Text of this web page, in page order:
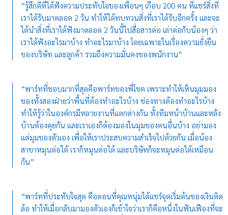
“รู้สึกดีที่ได้ฟังความประทับใจของเพื่อนๆ เกือบ 200 คน ที่แชร์สิ่งที่
เราได้รับมาตลอด 2 วัน ทำให้ได้ทบทวนสิ่งที่เราได้รับอีกครั้ง และจะ
ได้นำสิ่งที่เราได้ฟังมาตลอด 2 วันนี้ไปสื่อสารต่อ เล่าต่อกับน้องๆ ว่า
เราได้ฟังอะไรมาบ้าง ทำอะไรมาบ้าง โดยเฉพาะในเรื่องความยั่งยืน
ของบริษัท และลูกค้า รวมถึงความมั่นคงของพนักงาน”
“พาร์ทที่ชอบมากที่สุดคือพาร์ทของพี่โชค เพราะทำให้เห็นมุมมอง
ของทั้งสองฝ่ายว่าพื้นที่ต้องทำอะไรบ้าง ช่องทางต้องทำอะไรบ้าง
ทำให้รู้ว่าในองค์กรมีหลายงานที่แตกต่างกัน ทั้งทีมหน้าบ้านและหลัง
บ้านต้องคุยกัน และเราเองก็ต้องมองในมุมของคนอื่นบ้าง อย่ามอง
แต่มุมของตัวเอง เพื่อให้เราประสบความสำเร็จไปด้วยกัน เมื่อน้อง
สาขาหมุนต่อได้ เราก็หมุนต่อได้ และบริษัทก็จะหมุนต่อได้เหมือน
กัน”
“พาร์ทที่ประทับใจสุด คือตอนที่คุณหนุ่มได้แชร์จุดเริ่มต้นของเงินติด
ล้อ ทำให้เมื่อกลับมามองตัวเองก็เข้าใจว่าเราก็คือหนึ่งในฟันเฟืองที่จะ